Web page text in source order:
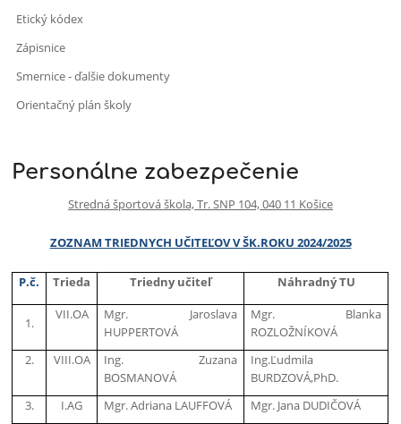
Etický kódex
Zápisnice
Smernice - ďalšie dokumenty
Orientačný plán školy
Personálne zabezpečenie
Stredná športová škola, Tr. SNP 104, 040 11 Košice
ZOZNAM TRIEDNYCH UČITEĽOV V ŠK.ROKU 2024/2025
P.č. Trieda Triedny učiteľ Náhradný TU
1.
VII.OA
Mgr. Jaroslava
HUPPERTOVÁ
Mgr. Blanka
ROZLOŽNÍKOVÁ
2.
VIII.OA
Ing. Zuzana
BOSMANOVÁ
Ing.Ľudmila
BURDZOVÁ,PhD.
3.
I.AG Mgr. Adriana LAUFFOVÁ
Mgr. Jana DUDIČOVÁ